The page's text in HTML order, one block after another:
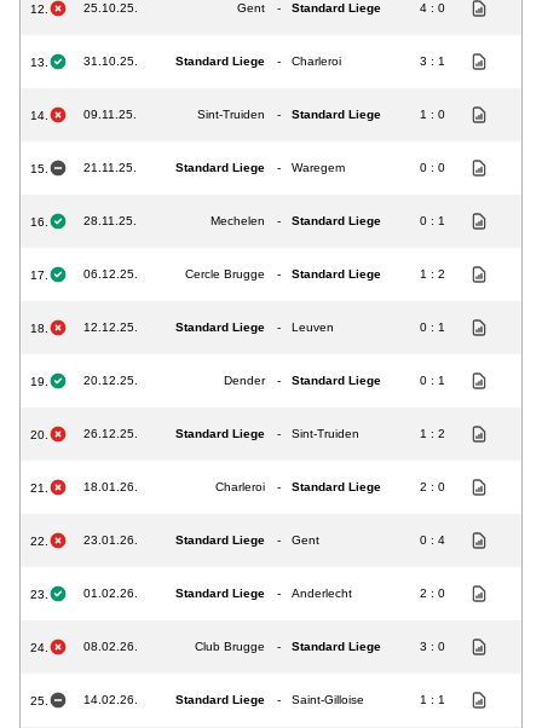
12. 25.10.25. Gent - Standard Liege 4 : 0
13. 31.10.25. Standard Liege - Charleroi 3 : 1
14. 09.11.25. Sint-Truiden - Standard Liege 1 : 0
15. 21.11.25. Standard Liege - Waregem 0 : 0
16. 28.11.25. Mechelen - Standard Liege 0 : 1
17. 06.12.25. Cercle Brugge - Standard Liege 1 : 2
18. 12.12.25. Standard Liege - Leuven 0 : 1
19. 20.12.25. Dender - Standard Liege 0 : 1
20. 26.12.25. Standard Liege - Sint-Truiden 1 : 2
21. 18.01.26. Charleroi - Standard Liege 2 : 0
22. 23.01.26. Standard Liege - Gent 0 : 4
23. 01.02.26. Standard Liege - Anderlecht 2 : 0
24. 08.02.26. Club Brugge - Standard Liege 3 : 0
25. 14.02.26. Standard Liege - Saint-Gilloise 1 : 1